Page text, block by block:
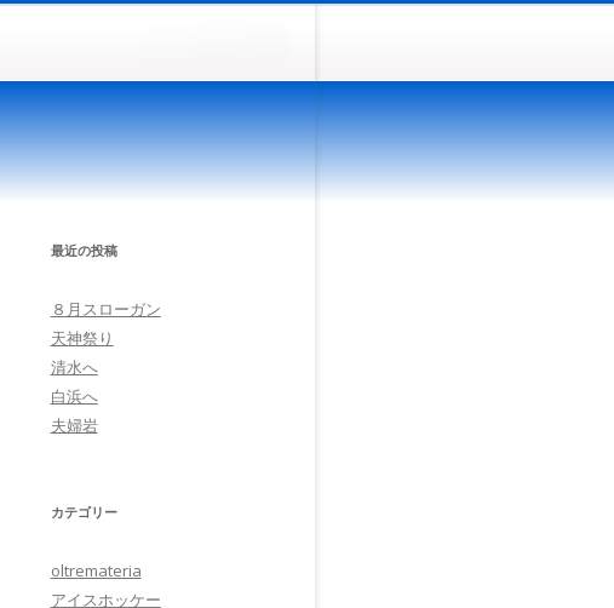
最近の投稿
８月スローガン
天神祭り
清水へ
白浜へ
夫婦岩
カテゴリー
oltremateria
アイスホッケー